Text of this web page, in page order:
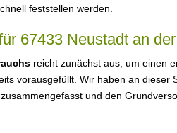
feststellen werden.
67433 Neustadt an
reicht zunächst aus, um einen
vorausgefüllt. Wir haben an dieser
und den